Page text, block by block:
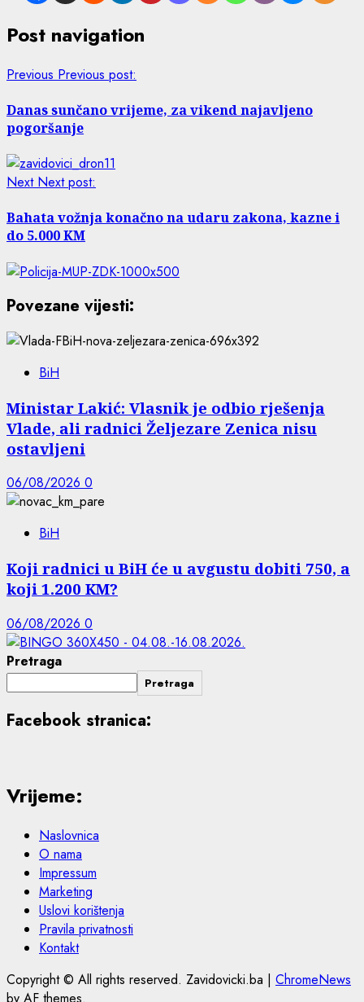
Post navigation
Previous Previous post:
Danas sunčano vrijeme, za vikend najavljeno
pogoršanje
Next Next post:
Bahata vožnja konačno na udaru zakona, kazne i
do 5.000 KM
Povezane vijesti:
BiH
Ministar Lakić: Vlasnik je odbio rješenja
Vlade, ali radnici Željezare Zenica nisu
ostavljeni
06/08/2026 0
BiH
Koji radnici u BiH će u avgustu dobiti 750, a
koji 1.200 KM?
06/08/2026 0
Pretraga
Pretraga
Facebook stranica:
Vrijeme:
Naslovnica
O nama
Impressum
Marketing
Uslovi korištenja
Pravila privatnosti
Kontakt
Copyright © All rights reserved. Zavidovicki.ba | ChromeNews
by AF themes.